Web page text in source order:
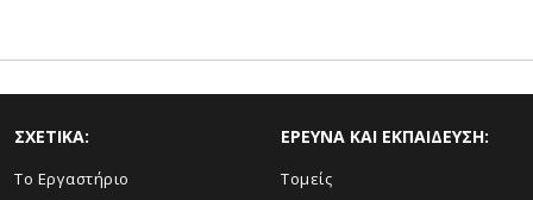
ΣΧΕΤΙΚΑ:
To Eργαστήριο
ΕΡΕΥΝΑ ΚΑΙ ΕΚΠΑΙΔΕΥΣΗ:
Τομείς